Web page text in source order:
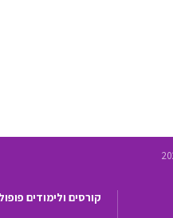
קורסים ולימודים